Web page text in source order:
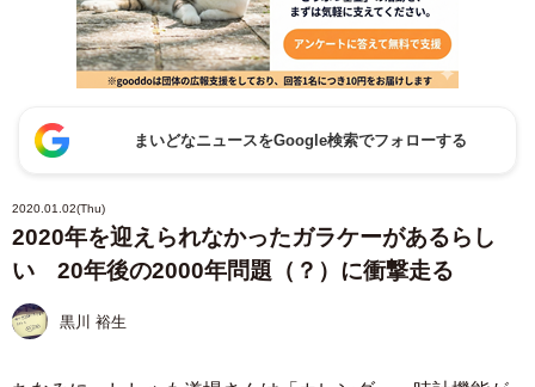
まいどなニュースをGoogle検索でフォローする
2020.01.02(Thu)
2020年を迎えられなかったガラケーがあるらし
い 20年後の2000年問題（？）に衝撃走る
黒川 裕生